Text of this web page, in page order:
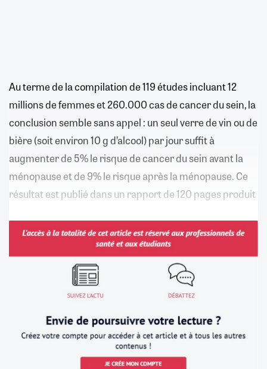
Au terme de la compilation de 119 études incluant 12
millions de femmes et 260.000 cas de cancer du sein, la
conclusion semble sans appel : un seul verre de vin ou de
bière (soit environ 10 g d’alcool) par jour suffit à
augmenter de 5% le risque de cancer du sein avant la
ménopause et de 9% le risque après la ménopause. Ce
résultat est publié dans un rapport de 120 pages produit